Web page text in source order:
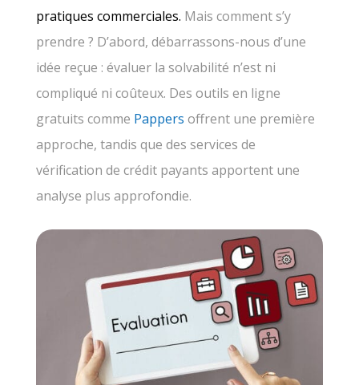
pratiques commerciales. Mais comment s’y
prendre ? D’abord, débarrassons-nous d’une
idée reçue : évaluer la solvabilité n’est ni
compliqué ni coûteux. Des outils en ligne
gratuits comme Pappers offrent une première
approche, tandis que des services de
vérification de crédit payants apportent une
analyse plus approfondie.